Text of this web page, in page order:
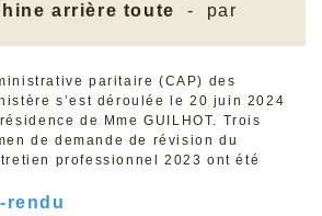
arrière toute
- par
paritaire (CAP) des
s’est déroulée le 20 juin 2024
de Mme GUILHOT. Trois
de demande de révision du
professionnel 2023 ont été
rendu